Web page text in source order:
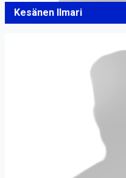
Kesänen Ilmari